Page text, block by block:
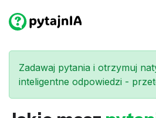
Zadawaj pytania i otrzymuj
inteligentne odpowiedzi -